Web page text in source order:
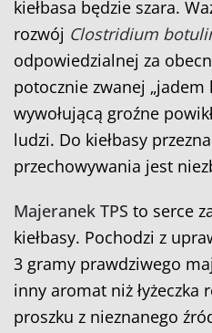
kiełbasa będzie szara.
rozwój Clostridium
odpowiedzialnej za
potocznie zwanej „jadem
wywołującą groźne
ludzi. Do kiełbasy
przechowywania jest
Majeranek TPS to serce
kiełbasy. Pochodzi z
3 gramy prawdziwego
inny aromat niż łyżeczka
proszku z nieznanego